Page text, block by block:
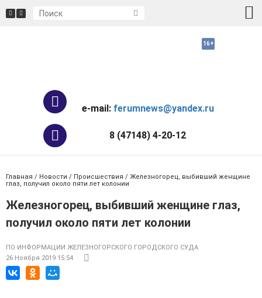
e-mail: ferumnews@yandex.ru
8 (47148) 4-20-12
Главная / Новости / Происшествия / Железногорец, выбивший женщине
глаз, получил около пяти лет колонии
Железногорец, выбивший женщине глаз,
получил около пяти лет колонии
ПО ИНФОРМАЦИИ ЖЕЛЕЗНОГОРСКОГО ГОРОДСКОГО СУДА
26 Ноября 2019 15:54